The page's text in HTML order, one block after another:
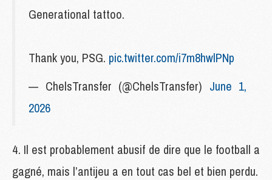
Generational tattoo.
Thank you, PSG. pic.twitter.com/i7m8hwlPNp
— ChelsTransfer (@ChelsTransfer) June 1,
2026
Il est probablement abusif de dire que le football a
gagné, mais l’antijeu a en tout cas bel et bien perdu.